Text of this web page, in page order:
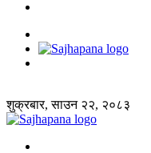
शुक्रबार, साउन २२, २०८३